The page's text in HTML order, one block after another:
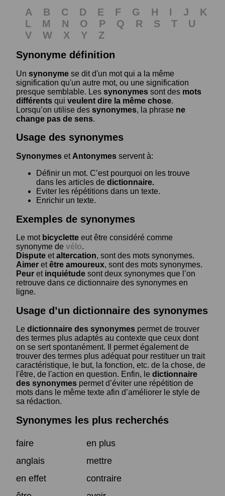
A B C D E F G H I J
K
L
M N O P Q R S T
U
V
W X Y
Z
Synonyme définition
Un synonyme se dit d'un mot qui a la même
signification qu'un autre mot, ou une signification
presque semblable. Les synonymes sont des mots
différents qui veulent dire la même chose.
Lorsqu’on utilise des synonymes, la phrase ne
change pas de sens.
Usage des synonymes
Synonymes et Antonymes servent à:
Définir un mot. C’est pourquoi on les trouve
dans les articles de dictionnaire.
Eviter les répétitions dans un texte.
Enrichir un texte.
Exemples de synonymes
Le mot bicyclette eut être considéré comme
synonyme de vélo.
Dispute etaltercation, sont des mots synonymes.
Aimer etêtre amoureux, sont des mots synonymes.
Peur et inquiétude sont deux synonymes que l’on
retrouve dans ce dictionnaire des synonymes en
ligne.
Usage d’un dictionnaire des synonymes
Le dictionnaire des synonymes permet de trouver
des termes plus adaptés au contexte que ceux dont
on se sert spontanément. Il permet également de
trouver des termes plus adéquat pour restituer un trait
caractéristique, le but, la fonction, etc. de la chose, de
l'être, de l'action en question. Enfin, le dictionnaire
des synonymes permet d’éviter une répétition de
mots dans le même texte afin d’améliorer le style de
sa rédaction.
Synonymes les plus recherchés
faire
en plus
anglais
mettre
en effet
contraire